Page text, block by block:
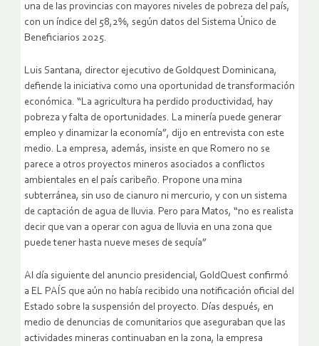
una de las provincias con mayores niveles de pobreza del país,
con un índice del 58,2%, según datos del Sistema Único de
Beneficiarios 2025.
Luis Santana, director ejecutivo de Goldquest Dominicana,
defiende la iniciativa como una oportunidad de transformación
económica. “La agricultura ha perdido productividad, hay
pobreza y falta de oportunidades. La minería puede generar
empleo y dinamizar la economía”, dijo en entrevista con este
medio. La empresa, además, insiste en que Romero no se
parece a otros proyectos mineros asociados a conflictos
ambientales en el país caribeño. Propone una mina
subterránea, sin uso de cianuro ni mercurio, y con un sistema
de captación de agua de lluvia. Pero para Matos, “no es realista
decir que van a operar con agua de lluvia en una zona que
puede tener hasta nueve meses de sequía”
Al día siguiente del anuncio presidencial, GoldQuest confirmó
a EL PAÍS que aún no había recibido una notificación oficial del
Estado sobre la suspensión del proyecto. Días después, en
medio de denuncias de comunitarios que aseguraban que las
actividades mineras continuaban en la zona, la empresa